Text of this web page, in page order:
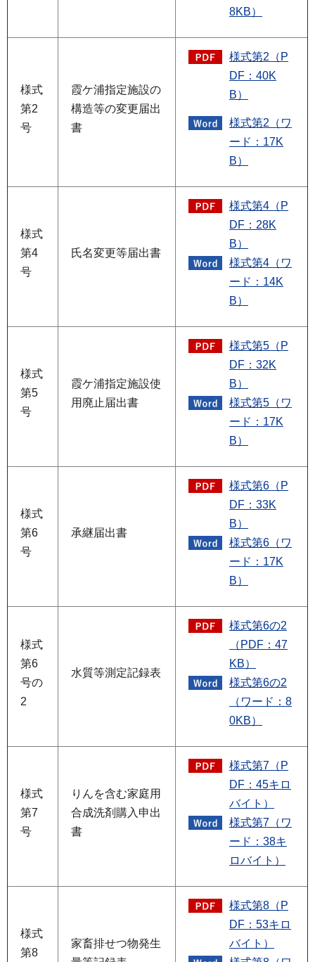
8KB）
様式
第2
号
霞ケ浦指定施設の
構造等の変更届出
書
様式第2（P
DF：40K
B）
様式第2（ワ
ード：17K
B）
様式
第4
号
氏名変更等届出書
様式第4（P
DF：28K
B）
様式第4（ワ
ード：14K
B）
様式
第5
号
霞ケ浦指定施設使
用廃止届出書
様式第5（P
DF：32K
B）
様式第5（ワ
ード：17K
B）
様式
第6
号
承継届出書
様式第6（P
DF：33K
B）
様式第6（ワ
ード：17K
B）
様式
第6
号の
2
水質等測定記録表
様式第6の2
（PDF：47
KB）
様式第6の2
（ワード：8
0KB）
様式
第7
号
りんを含む家庭用
合成洗剤購入申出
書
様式第7（P
DF：45キロ
バイト）
様式第7（ワ
ード：38キ
ロバイト）
様式
第8
家畜排せつ物発生
様式第8（P
DF：53キロ
バイト）